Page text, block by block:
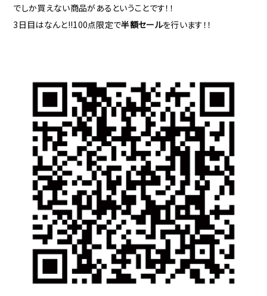
でしか買えない商品があるということです！！
3日目はなんと!!100点限定で半額セールを行います！！